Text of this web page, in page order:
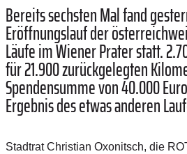
Bereits sechsten Mal fand
Eröffnungslauf der
Läufe im Wiener Prater statt.
für 21.900 zurückgelegten
Spendensumme von 40.000
Ergebnis des etwas anderen
Stadtrat Christian Oxonitsch, die